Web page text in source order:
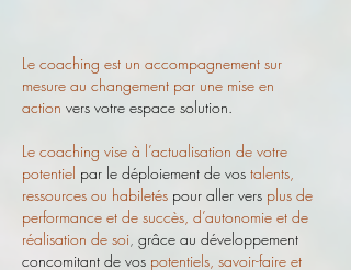
Le coaching est un accompagnement sur
mesure au changement par une mise en
action vers votre espace solution.
Le coaching vise à l’actualisation de votre
potentiel par le déploiement de vos talents,
ressources ou habiletés pour aller vers plus de
performance et de succès, d’autonomie et de
réalisation de soi grâce au développement
concomitant de vos potentiels, savoir-faire et